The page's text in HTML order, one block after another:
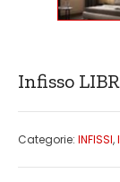
Infisso
Categorie: INFISSI,